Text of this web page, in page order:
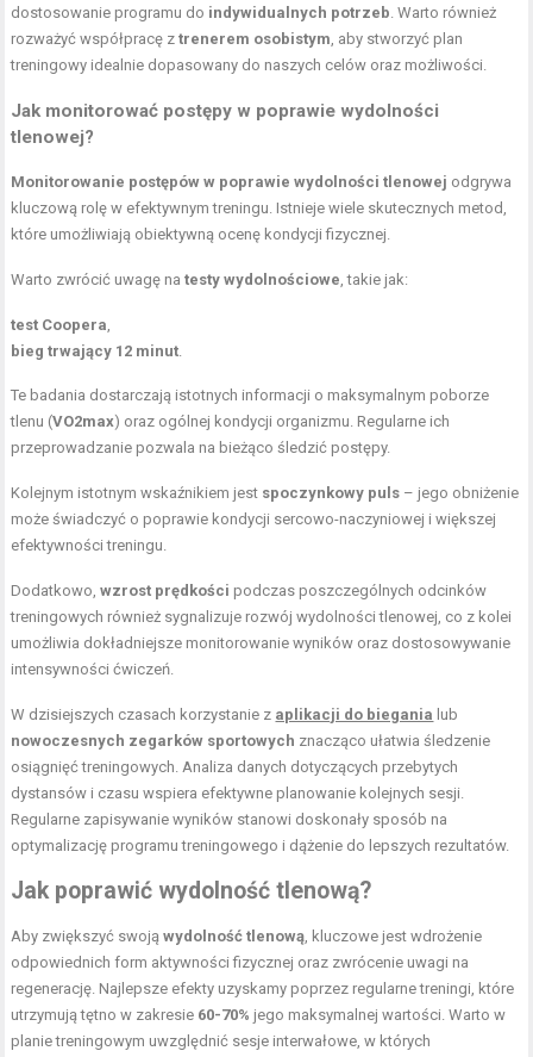
dostosowanie programu do indywidualnych potrzeb. Warto również
rozważyć współpracę ztrenerem osobistym, aby stworzyć plan
treningowy idealnie dopasowany do naszych celów oraz możliwości.
Jak monitorować postępy w poprawie wydolności
tlenowej?
Monitorowanie postępów w poprawie wydolności tlenowej odgrywa
kluczową rolę w efektywnym treningu. Istnieje wiele skutecznych metod,
które umożliwiają obiektywną ocenę kondycji fizycznej.
Warto zwrócić uwagę natesty wydolnościowe, takie jak:
test Coopera,
bieg trwający 12 minut.
Te badania dostarczają istotnych informacji o maksymalnym poborze
tlenu (VO2max) oraz ogólnej kondycji organizmu. Regularne ich
przeprowadzanie pozwala na bieżąco śledzić postępy.
Kolejnym istotnym wskaźnikiem jest spoczynkowy puls – jego obniżenie
może świadczyć o poprawie kondycji sercowo-naczyniowej i większej
efektywności treningu.
Dodatkowo,wzrost prędkości podczas poszczególnych odcinków
treningowych również sygnalizuje rozwój wydolności tlenowej, co z kolei
umożliwia dokładniejsze monitorowanie wyników oraz dostosowywanie
intensywności ćwiczeń.
W dzisiejszych czasach korzystanie z aplikacji do biegania lub
nowoczesnych zegarków sportowych znacząco ułatwia śledzenie
osiągnięć treningowych. Analiza danych dotyczących przebytych
dystansów i czasu wspiera efektywne planowanie kolejnych sesji.
Regularne zapisywanie wyników stanowi doskonały sposób na
optymalizację programu treningowego i dążenie do lepszych rezultatów.
Jak poprawić wydolność tlenową?
Aby zwiększyć swojąwydolność tlenową, kluczowe jest wdrożenie
odpowiednich form aktywności fizycznej oraz zwrócenie uwagi na
regenerację. Najlepsze efekty uzyskamy poprzez regularne treningi, które
utrzymują tętno w zakresie 60-70% jego maksymalnej wartości. Warto w
planie treningowym uwzględnić sesje interwałowe, w których